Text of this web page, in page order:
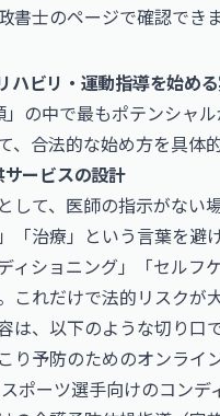
書士のページで確認できま
ハビリ・運動指導を始め
」の中で最もポテンシャ
、合法的な始め方を具体
ービスの設計
して、医師の指示がない
「治療」という言葉を避
ィショニング」「セルフ
これだけで法的リスクが
は、以下のような切り口
り予防のためのオンライ
ポーツ選手向けのコンデ